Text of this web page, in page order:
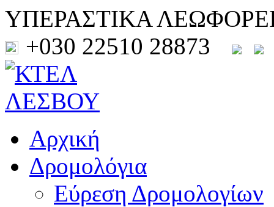
ΥΠΕΡΑΣΤΙΚΑ
+030 22510 28873
Αρχική
Δρομολόγια
Εύρεση Δρομολογίων